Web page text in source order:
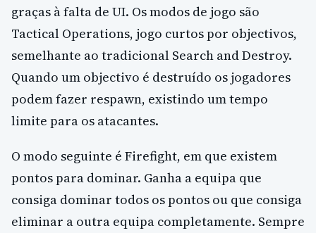
graças à falta de UI. Os modos de jogo são
Tactical Operations, jogo curtos por objectivos,
semelhante ao tradicional Search and Destroy.
Quando um objectivo é destruído os jogadores
podem fazer respawn, existindo um tempo
limite para os atacantes.
O modo seguinte é Firefight, em que existem
pontos para dominar. Ganha a equipa que
consiga dominar todos os pontos ou que consiga
eliminar a outra equipa completamente. Sempre